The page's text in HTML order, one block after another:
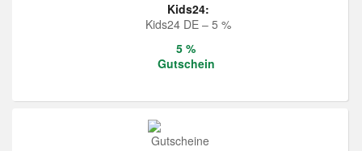
Kids24:
Kids24 DE – 5 %
5 %
Gutschein